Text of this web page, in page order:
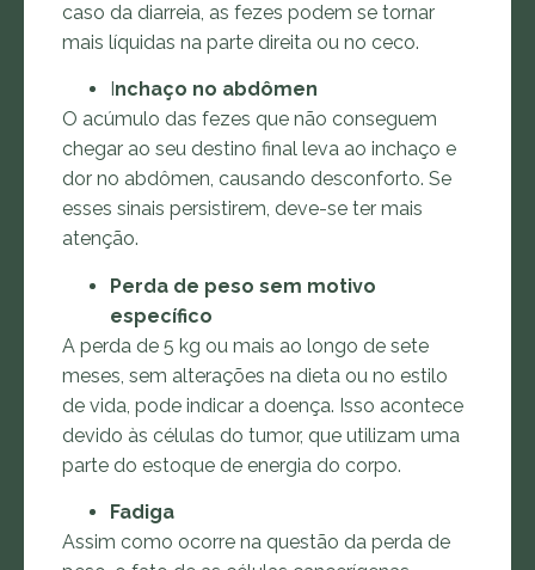
caso da diarreia, as fezes podem se tornar
mais líquidas na parte direita ou no ceco.
nchaço no abdômen
O acúmulo das fezes que não conseguem
chegar ao seu destino final leva ao inchaço e
dor no abdômen, causando desconforto. Se
esses sinais persistirem, deve-se ter mais
atenção.
Perda de peso sem motivo
específico
A perda de 5 kg ou mais ao longo de sete
meses, sem alterações na dieta ou no estilo
de vida, pode indicar a doença. Isso acontece
devido às células do tumor, que utilizam uma
parte do estoque de energia do corpo.
Fadiga
Assim como ocorre na questão da perda de